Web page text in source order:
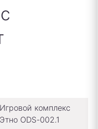
Игровой комплекс
Этно ODS-002.1